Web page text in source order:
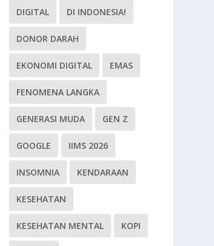
DIGITAL DI INDONESIA!
DONOR DARAH
EKONOMI DIGITAL EMAS
FENOMENA LANGKA
GENERASI MUDA GEN Z
GOOGLE IIMS 2026
INSOMNIA KENDARAAN
KESEHATAN
KESEHATAN MENTAL KOPI